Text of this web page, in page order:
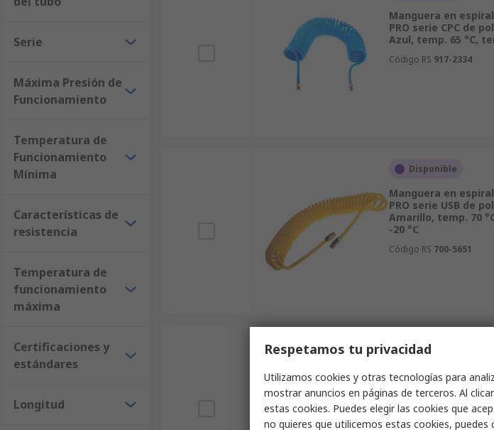
Serie
Máxima Presión de
Funcionamiento
Temperatura de
Funcionamiento
Mínima
Características de
resistencia
Temperatura de
funcionamiento
máxima
Certificaciones y
estándares
Longitud
Manguera en espiral
PRO serie CPC de
Azul, temp. 65 °C,
Código RS 917-2334
Disponible
Manguera en espiral
PRO serie USB de
Amarillo, temp. 70
-20 °C
Código RS 700-5651
Disponible
Manguera en espiral
PRO serie CPC de
Rojo, temp. 65 °C,
Código RS917-2485
Respetamos tu privacidad
Utilizamos cookies y otras tecnologías para
mostrar anuncios en páginas de terceros. Al
estas cookies. Puedes elegir las cookies que
no quieres que utilicemos estas cookies, puedes